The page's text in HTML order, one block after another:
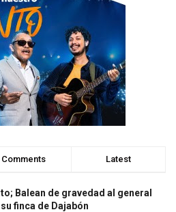
Comments Latest
Balean de gravedad al general
finca de Dajabón